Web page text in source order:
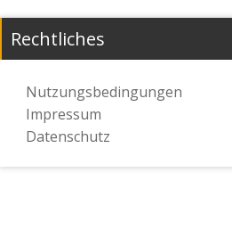
Rechtliches
Nutzungsbedingungen
Impressum
Datenschutz